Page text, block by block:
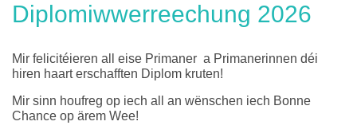
Diplomiwwerreechung 2026
Mir felicitéieren all eise Primaner a Primanerinnen déi
hiren haart erschafften Diplom kruten!
Mir sinn houfreg op iech all an wënschen iech Bonne
Chance op ärem Wee!